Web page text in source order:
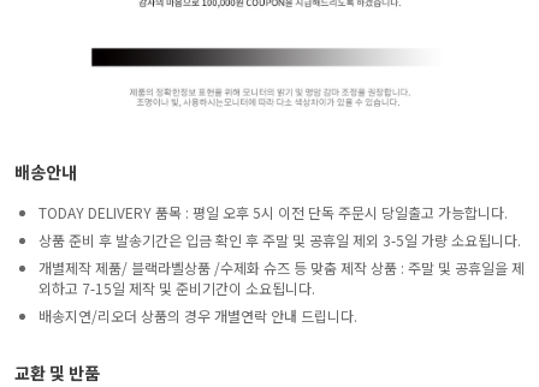
배송안내
TODAY DELIVERY 품목 : 평일 오후 5시 이전 단독 주문시 당일출고 가능합니다.
상품 준비 후 발송기간은 입금 확인 후 주말 및 공휴일 제외 3-5일 가량 소요됩니다.
개별제작 제품/ 블랙라벨상품 /수제화 슈즈 등 맞춤 제작 상품 : 주말 및 공휴일을 제
외하고 7-15일 제작 및 준비기간이 소요됩니다.
배송지연/리오더 상품의 경우 개별연락 안내 드립니다.
교환 및 반품